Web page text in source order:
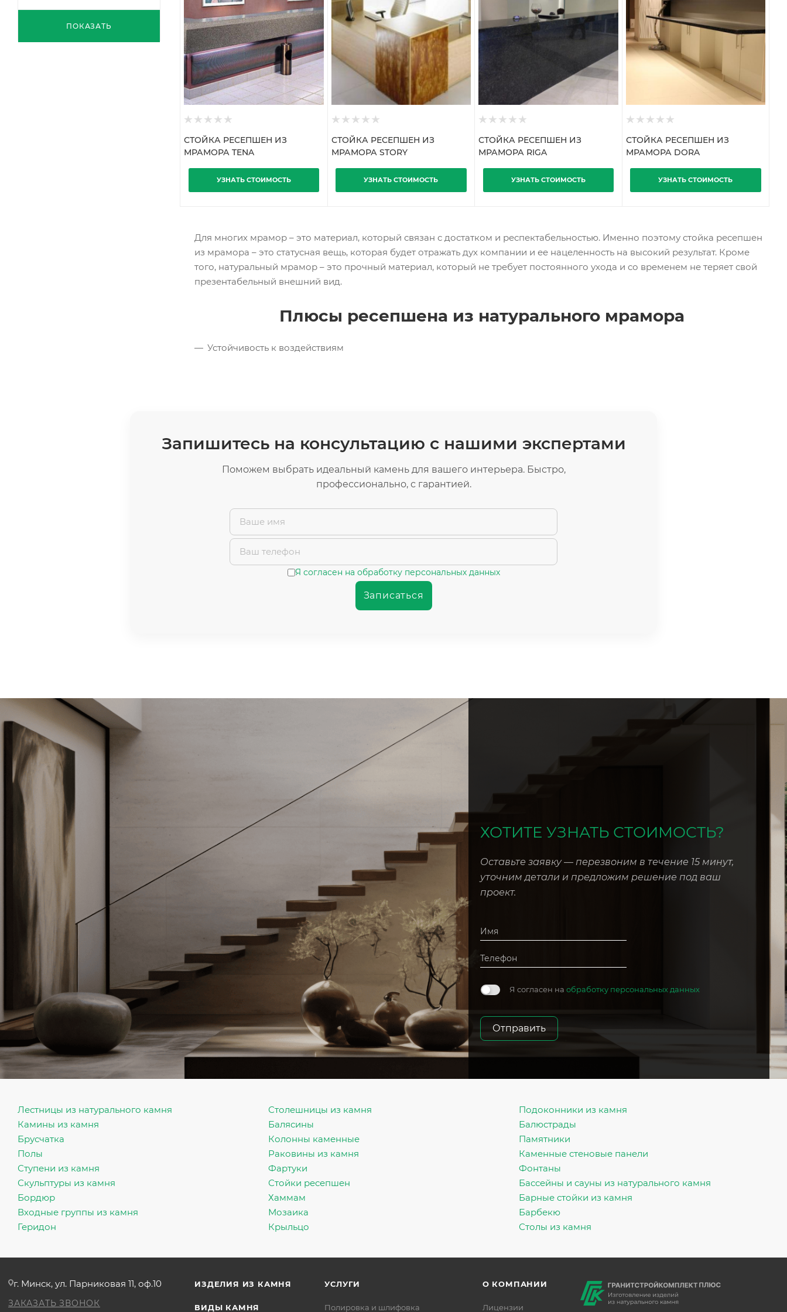
СТОЙКА РЕСЕПШЕН ИЗ
МРАМОРА TENA
УЗНАТЬ СТОИМОСТЬ
СТОЙКА РЕСЕПШЕН ИЗ
МРАМОРА STORY
УЗНАТЬ СТОИМОСТЬ
СТОЙКА РЕСЕПШЕН ИЗ
МРАМОРА RIGA
УЗНАТЬ СТОИМОСТЬ
СТОЙКА РЕСЕПШЕН ИЗ
МРАМОРА DORA
УЗНАТЬ СТОИМОСТЬ
Для многих мрамор – это материал, который связан с достатком и респектабельностью. Именно поэтому стойка ресепшен
из мрамора – это статусная вещь, которая будет отражать дух компании и ее нацеленность на высокий результат. Кроме
того, натуральный мрамор – это прочный материал, который не требует постоянного ухода и со временем не теряет свой
презентабельный внешний вид.
Плюсы ресепшена из натурального мрамора
Устойчивость к воздействиям
ПОКАЗАТЬ
Запишитесь на консультацию с нашими экспертами
Поможем выбрать идеальный камень для вашего интерьера. Быстро,
профессионально, с гарантией.
Я согласен на обработку персональных данных
ХОТИТЕ УЗНАТЬ СТОИМОСТЬ?
Оставьте заявку — перезвоним в течение 15 минут,
уточним детали и предложим решение под ваш
проект.
Я согласен наобработку персональных данных
Лестницы из натурального камня Столешницы из камня
Подоконники из камня
Камины из камня
Балясины
Балюстрады
Брусчатка
Колонны каменные
Памятники
Полы
Раковины из камня
Каменные стеновые панели
Ступени из камня
Фартуки
Фонтаны
Скульптуры из камня
Стойки ресепшен
Бассейны и сауны из натурального камня
Бордюр
Хаммам
Барные стойки из камня
Входные группы из камня
Мозаика
Барбекю
Геридон
Крыльцо Столы из камня
г. Минск, ул. Парниковая 11, оф.10
ЗАКАЗАТЬ ЗВОНОК
ИЗДЕЛИЯ ИЗ КАМНЯ
ВИДЫ КАМНЯ
УСЛУГИ
Полировка и шлифовка
О КОМПАНИИ
Лицензии